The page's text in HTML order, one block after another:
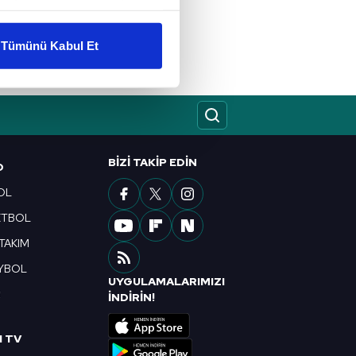
gösterilmeyecektir."
kullanılmaktadır. Bu
sunulması
detaylı bilgi için Ayarlar
ve sitemizde ilgili
Tümünü Kabul Et
TV
BIZI TAKIP EDIN
UYGULAMALARIMIZI
İNDİRİN!